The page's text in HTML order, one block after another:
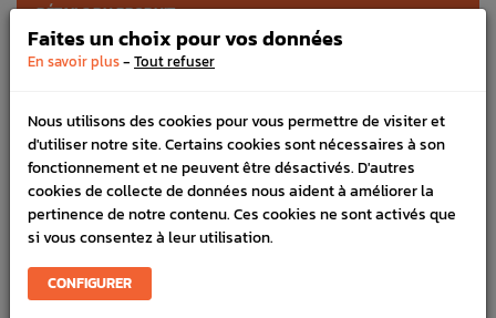
DÉTAILS DU PRODUIT
LIVRAISON
SCHÉMA CONSTRUCTEUR
Marque :SUBARU
Référence :5840
FICHE TECHNIQUE
Chassis
Pièces origine constructeur
Faites un choix pour vos données
En savoir plus- Tout refuser
Nous utilisons des cookies pour vous permettre de visiter et
d'utiliser notre site. Certains cookies sont nécessaires à son
fonctionnement et ne peuvent être désactivés. D'autres
cookies de collecte de données nous aident à améliorer la
pertinence de notre contenu. Ces cookies ne sont activés que
si vous consentez à leur utilisation.
CONFIGURER